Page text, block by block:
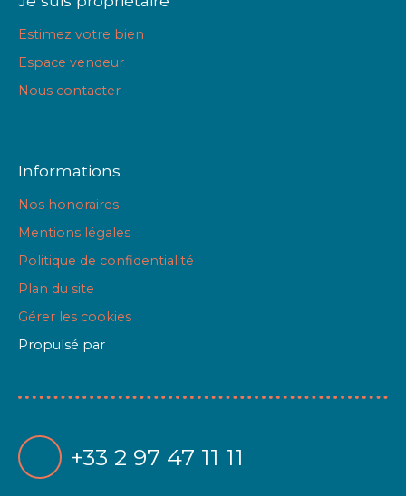
Estimez votre bien
Espace vendeur
Nous contacter
Informations
Nos honoraires
Mentions légales
Politique de confidentialité
Plan du site
Gérer les cookies
Propulsé par
+33 2 97 47 11 11